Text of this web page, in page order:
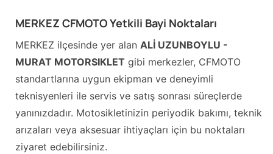
MERKEZ CFMOTO Yetkili Bayi Noktaları
MERKEZ ilçesinde yer alan ALİ UZUNBOYLU -
MURAT MOTORSIKLET gibi merkezler, CFMOTO
standartlarına uygun ekipman ve deneyimli
teknisyenleri ile servis ve satış sonrası süreçlerde
yanınızdadır. Motosikletinizin periyodik bakımı, teknik
arızaları veya aksesuar ihtiyaçları için bu noktaları
ziyaret edebilirsiniz.